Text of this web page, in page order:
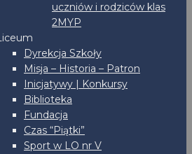
uczniów i rodziców klas
2MYP
Dyrekcja Szkoły
Misja – Historia – Patron
Inicjatywy | Konkursy
Biblioteka
Fundacja
Czas “Piątki”
Sport w LO nr V